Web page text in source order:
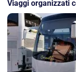
Viaggi organizzati